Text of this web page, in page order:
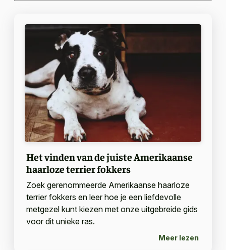
Het vinden van de juiste Amerikaanse
haarloze terrier fokkers
Zoek gerenommeerde Amerikaanse haarloze
terrier fokkers en leer hoe je een liefdevolle
metgezel kunt kiezen met onze uitgebreide gids
voor dit unieke ras.
Meer lezen